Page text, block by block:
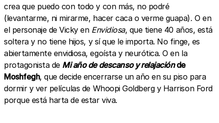
crea que puedo con todo y con más, no podré
(levantarme, ni mirarme, hacer caca o verme guapa).O en
el personaje de Vicky en Envidiosa, que tiene 40 años, está
soltera y no tiene hijos, y sí que le importa. No finge, es
abiertamente envidiosa, egoísta y neurótica. O en la
protagonista de Mi año de descanso y relajaciónde
Moshfegh, que decide encerrarse un año en su piso para
dormir y ver películas de Whoopi Goldberg y Harrison Ford
porque está harta de estar viva.